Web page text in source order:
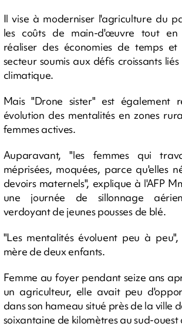
Il vise à moderniser l'agriculture du
les coûts de main-d'œuvre tout
réaliser des économies de temps
secteur soumis aux défis croissants
climatique.
Mais "Drone sister" est également
évolution des mentalités en zones
femmes actives.
Auparavant, "les femmes qui
méprisées, moquées, parce qu'elles
devoirs maternels", explique à l'AFP
une journée de sillonnage
verdoyant de jeunes pousses de blé.
"Les mentalités évoluent peu à
mère de deux enfants.
Femme au foyer pendant seize ans
un agriculteur, elle avait peu
dans son hameau situé près de la ville
soixantaine de kilomètres au sud-ouest